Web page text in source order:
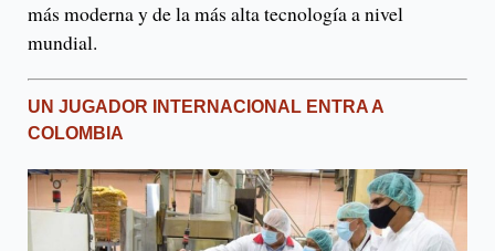
más moderna y de la más alta tecnología a nivel
mundial.
UN JUGADOR INTERNACIONAL ENTRA A
COLOMBIA